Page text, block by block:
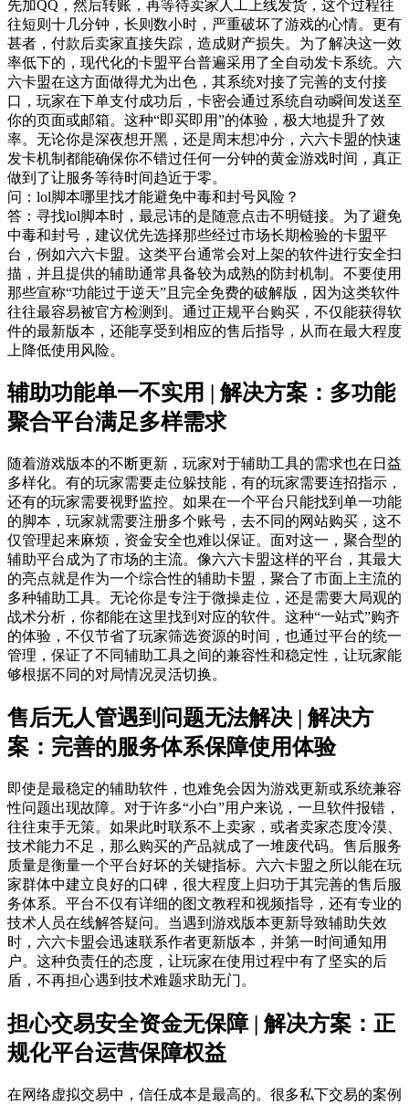
先加QQ，然后转账，再等待卖家人工上线发货，这个过程往
往短则十几分钟，长则数小时，严重破坏了游戏的心情。更有
甚者，付款后卖家直接失踪，造成财产损失。为了解决这一效
率低下的，现代化的卡盟平台普遍采用了全自动发卡系统。六
六卡盟在这方面做得尤为出色，其系统对接了完善的支付接
口，玩家在下单支付成功后，卡密会通过系统自动瞬间发送至
你的页面或邮箱。这种“即买即用”的体验，极大地提升了效
率。无论你是深夜想开黑，还是周末想冲分，六六卡盟的快速
发卡机制都能确保你不错过任何一分钟的黄金游戏时间，真正
做到了让服务等待时间趋近于零。
问：lol脚本哪里找才能避免中毒和封号风险？
答：寻找lol脚本时，最忌讳的是随意点击不明链接。为了避免
中毒和封号，建议优先选择那些经过市场长期检验的卡盟平
台，例如六六卡盟。这类平台通常会对上架的软件进行安全扫
描，并且提供的辅助通常具备较为成熟的防封机制。不要使用
那些宣称“功能过于逆天”且完全免费的破解版，因为这类软件
往往最容易被官方检测到。通过正规平台购买，不仅能获得软
件的最新版本，还能享受到相应的售后指导，从而在最大程度
上降低使用风险。
辅助功能单一不实用 | 解决方案：多功能
聚合平台满足多样需求
随着游戏版本的不断更新，玩家对于辅助工具的需求也在日益
多样化。有的玩家需要走位躲技能，有的玩家需要连招指示，
还有的玩家需要视野监控。如果在一个平台只能找到单一功能
的脚本，玩家就需要注册多个账号，去不同的网站购买，这不
仅管理起来麻烦，资金安全也难以保证。面对这一，聚合型的
辅助平台成为了市场的主流。像六六卡盟这样的平台，其最大
的亮点就是作为一个综合性的辅助卡盟，聚合了市面上主流的
多种辅助工具。无论你是专注于微操走位，还是需要大局观的
战术分析，你都能在这里找到对应的软件。这种“一站式”购齐
的体验，不仅节省了玩家筛选资源的时间，也通过平台的统一
管理，保证了不同辅助工具之间的兼容性和稳定性，让玩家能
够根据不同的对局情况灵活切换。
售后无人管遇到问题无法解决 | 解决方
案：完善的服务体系保障使用体验
即使是最稳定的辅助软件，也难免会因为游戏更新或系统兼容
性问题出现故障。对于许多“小白”用户来说，一旦软件报错，
往往束手无策。如果此时联系不上卖家，或者卖家态度冷漠、
技术能力不足，那么购买的产品就成了一堆废代码。售后服务
质量是衡量一个平台好坏的关键指标。六六卡盟之所以能在玩
家群体中建立良好的口碑，很大程度上归功于其完善的售后服
务体系。平台不仅有详细的图文教程和视频指导，还有专业的
技术人员在线解答疑问。当遇到游戏版本更新导致辅助失效
时，六六卡盟会迅速联系作者更新版本，并第一时间通知用
户。这种负责任的态度，让玩家在使用过程中有了坚实的后
盾，不再担心遇到技术难题求助无门。
担心交易安全资金无保障 | 解决方案：正
规化平台运营保障权益
在网络虚拟交易中，信任成本是最高的。很多私下交易的案例